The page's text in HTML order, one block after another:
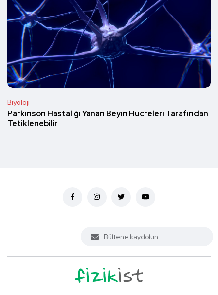
Biyoloji
Parkinson Hastalığı Yanan Beyin Hücreleri Tarafından
Tetiklenebilir